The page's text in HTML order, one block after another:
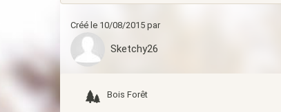
Créé le 10/08/2015 par
Sketchy26
Bois Forêt